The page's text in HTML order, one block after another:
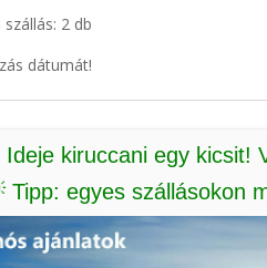
2 db
dátumát!
Ideje kiruccani egy kicsit!
Tipp: egyes szállásokon